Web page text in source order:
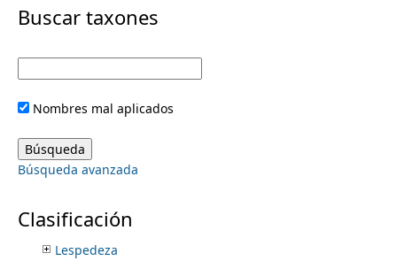
i
m
r
y
t
n
u
Buscar taxones
Nombres mal aplicados
Búsqueda avanzada
Clasificación
Hylodesmum
Indigofera
Lachesiodendron
Lathyrus
Lecointea
Leptolobium
Leptospron
Lespedeza